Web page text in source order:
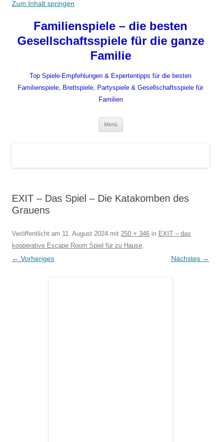
Zum Inhalt springen
Familienspiele – die besten
Gesellschaftsspiele für die ganze
Familie
Top Spiele-Empfehlungen & Expertentipps für die besten
Familienspiele, Brettspiele, Partyspiele & Gesellschaftsspiele für
Familien
Menü
EXIT – Das Spiel – Die Katakomben des
Grauens
Veröffentlicht am 11. August 2024 mit 250 × 346 in EXIT – das
kooperative Escape Room Spiel für zu Hause.
← Vorheriges Nächstes →